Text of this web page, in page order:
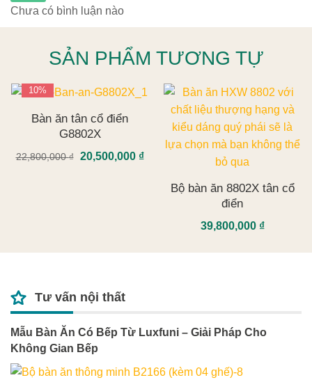
Chưa có bình luận nào
SẢN PHẨM TƯƠNG TỰ
10%
Bàn ăn tân cổ điển
G8802X
22,800,000₫ 20,500,000 ₫
Bộ bàn ăn 8802X tân cổ
điển
39,800,000 ₫
Tư vấn nội thất
Mẫu Bàn Ăn Có Bếp Từ Luxfuni – Giải Pháp Cho
Không Gian Bếp